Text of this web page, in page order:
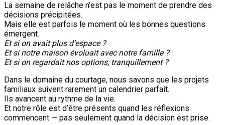
La semaine de relâche n’est pas le moment de prendre des
décisions précipitées.
Mais elle est parfois le moment où les bonnes questions
émergent.
Et si on avait plus d’espace ?
Et si notre maison évoluait avec notre famille ?
Et si on regardait nos options, tranquillement ?
Dans le domaine du courtage, nous savons que les projets
familiaux suivent rarement un calendrier parfait.
Ils avancent au rythme de la vie.
Et notre rôle est d’être présents quand les réflexions
commencent — pas seulement quand la décision est prise.